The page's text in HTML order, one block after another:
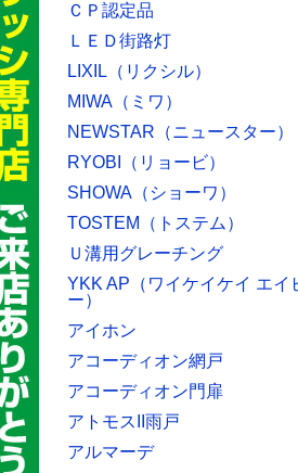
ＣＰ認定品
ＬＥＤ街路灯
LIXIL（リクシル）
MIWA（ミワ）
NEWSTAR（ニュースター）
RYOBI（リョービ）
SHOWA（ショーワ）
TOSTEM（トステム）
Ｕ溝用グレーチング
YKK AP（ワイケイケイ エイ
ー）
アイホン
アコーディオン網戸
アコーディオン門扉
アトモスII雨戸
アルマーデ